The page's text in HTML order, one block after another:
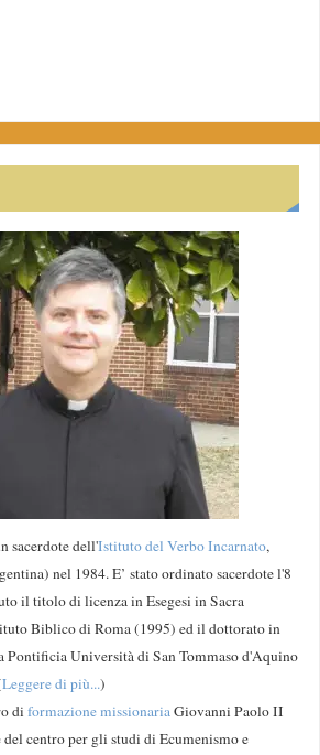
sacerdote dell'Istituto del Verbo Incarnato,
nel 1984. E’ stato ordinato sacerdote l'8
il titolo di licenza in Esegesi in Sacra
Biblico di Roma (1995) ed il dottorato in
Pontificia Università di San Tommaso d'Aquino
Leggere di più...)
di formazione missionariaGiovanni Paolo II
centro per gli studi di Ecumenismo e